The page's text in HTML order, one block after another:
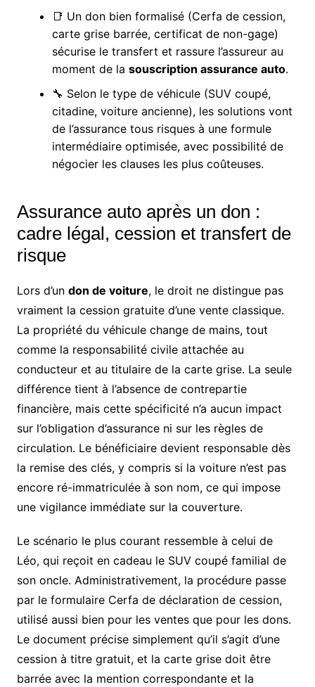
📑 Un don bien formalisé (Cerfa de cession,
carte grise barrée, certificat de non-gage)
sécurise le transfert et rassure l’assureur au
moment de la souscription assurance auto.
🔧 Selon le type de véhicule (SUV coupé,
citadine, voiture ancienne), les solutions vont
de l’assurance tous risques à une formule
intermédiaire optimisée, avec possibilité de
négocier les clauses les plus coûteuses.
Assurance auto après un don :
cadre légal, cession et transfert de
risque
Lors d’un don de voiture, le droit ne distingue pas
vraiment la cession gratuite d’une vente classique.
La propriété du véhicule change de mains, tout
comme la responsabilité civile attachée au
conducteur et au titulaire de la carte grise. La seule
différence tient à l’absence de contrepartie
financière, mais cette spécificité n’a aucun impact
sur l’obligation d’assurance ni sur les règles de
circulation. Le bénéficiaire devient responsable dès
la remise des clés, y compris si la voiture n’est pas
encore ré-immatriculée à son nom, ce qui impose
une vigilance immédiate sur la couverture.
Le scénario le plus courant ressemble à celui de
Léo, qui reçoit en cadeau le SUV coupé familial de
son oncle. Administrativement, la procédure passe
par le formulaire Cerfa de déclaration de cession,
utilisé aussi bien pour les ventes que pour les dons.
Le document précise simplement qu’il s’agit d’une
cession à titre gratuit, et la carte grise doit être
barrée avec la mention correspondante et la